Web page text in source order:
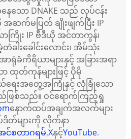
သော DNAKE သည် လုပ်ငန်း
အဆက်မပြတ် ချိုးဖျက်ပြီး IP
ကြိုး IP ဗီဒီယို အင်တာကွန်၊
ါးခေါင်းလောင်း၊ အိမ်သုံး
ာရုံခံကိရိယာများနှင့် အခြားအရာ
ထုတ်ကုန်များဖြင့် ပိုမို
ရေးအတွေ့အကြုံနှင့် လုံခြုံသော
ဖြစ်သည်။ ဝင်ရောက်ကြည့်ရှု
နောက်ထပ်အချက်အလက်များ
များကို လိုက်နာ
င်စတာဂရမ်,Xနှင့်YouTube.